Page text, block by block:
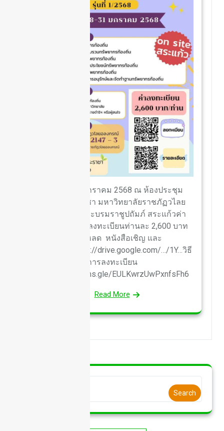
วันที่ 28-31 มกราคม 2568 ณ ห้องประชุม
ศาสตร์พระราชา มหาวิทยาลัยราชภัฏวไลย
อลงกรณ์ ในพระบรมราชูปถัมภ์ สระแก้วค่า
ธรรมเนียมการลงทะเบียนท่านละ 2,600 บาท
ดาวน์โหลด หนังสือเชิญ และ
กำหนดการhttps://drive.google.com/…/1Y…วิธี
การลงทะเบียน
ได้ที่https://forms.gle/EULKwrzUwPxnfsFh6
Read More
Search